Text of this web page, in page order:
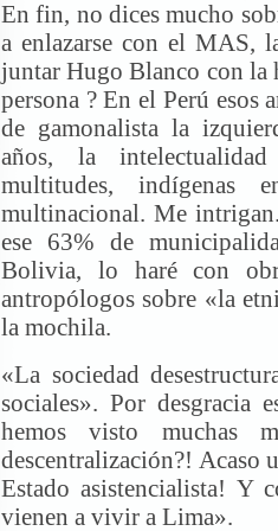
En fin, no dices mucho
a enlazarse con el MAS,
juntar Hugo Blanco con la
persona ? En el Perú esos
de gamonalista la
años, la
multitudes, indígenas
multinacional. Me
ese 63% de
Bolivia, lo haré con
antropólogos sobre «la
la mochila.
«La sociedad
sociales». Por desgracia
hemos visto muchas
descentralización?! Acaso
Estado asistencialista! Y
vienen a vivir a Lima».